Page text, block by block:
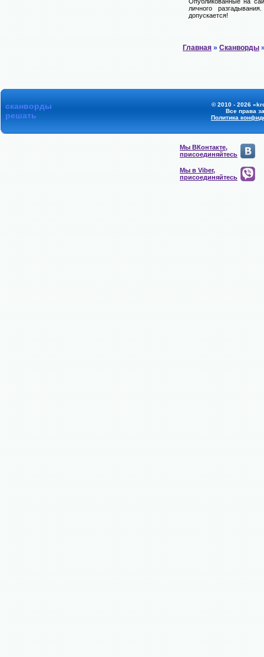
личного
допускается!
Главная » Сканворды
сканворды
решать
© 2010 - 2026
Все права
Политика
Мы ВКонтакте,
присоединяйтесь
Мы в Viber,
присоединяйтесь